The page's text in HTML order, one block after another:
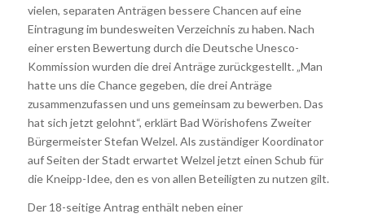
vielen, separaten Anträgen bessere Chancen auf eine
Eintragung im bundesweiten Verzeichnis zu haben. Nach
einer ersten Bewertung durch die Deutsche Unesco-
Kommission wurden die drei Anträge zurückgestellt. „Man
hatte uns die Chance gegeben, die drei Anträge
zusammenzufassen und uns gemeinsam zu bewerben. Das
hat sich jetzt gelohnt“, erklärt Bad Wörishofens Zweiter
Bürgermeister Stefan Welzel. Als zuständiger Koordinator
auf Seiten der Stadt erwartet Welzel jetzt einen Schub für
die Kneipp-Idee, den es von allen Beteiligten zu nutzen gilt.
Der 18-seitige Antrag enthält neben einer